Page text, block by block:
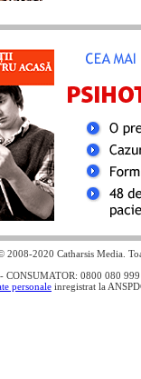
2008-2020 Catharsis Media.
CONSUMATOR: 0800 080
personale inregistrat la